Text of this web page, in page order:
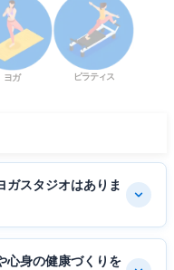
ヨガ ピラティス
ガスタジオはありま
心身の健康づくりを